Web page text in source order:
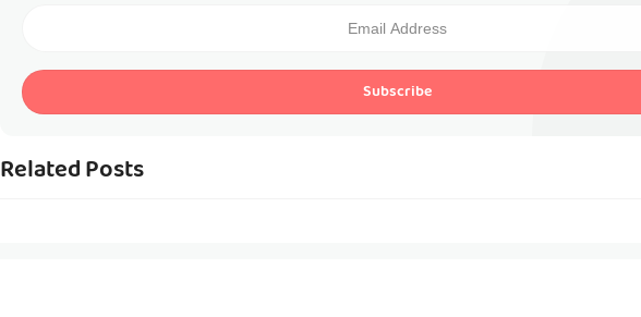
Subscribe
Related Posts